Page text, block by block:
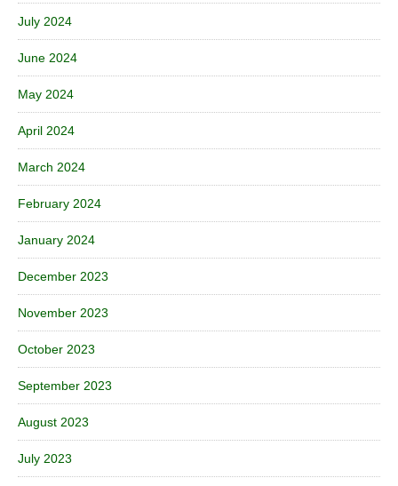
July 2024
June 2024
May 2024
April 2024
March 2024
February 2024
January 2024
December 2023
November 2023
October 2023
September 2023
August 2023
July 2023